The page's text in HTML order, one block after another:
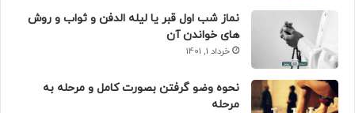
نماز شب اول قبر یا لیله الدفن و ثواب و روش
های خواندن آن
خرداد 1, 1401
نحوه وضو گرفتن بصورت کامل و مرحله به
مرحله